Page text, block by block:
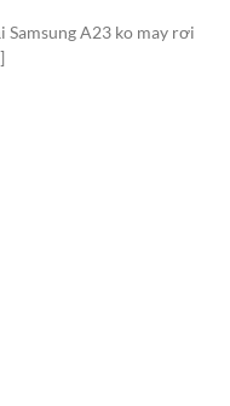
Samsung A23 ko may rơi